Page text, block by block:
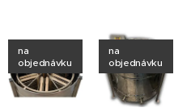
na
objednávku
na
objednávku